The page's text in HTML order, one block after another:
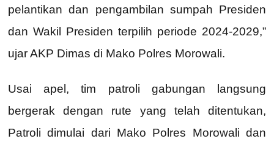
pelantikan dan pengambilan sumpah Presiden
dan Wakil Presiden terpilih periode 2024-2029,”
ujar AKP Dimas di Mako Polres Morowali.
Usai apel, tim patroli gabungan langsung
bergerak dengan rute yang telah ditentukan,
Patroli dimulai dari Mako Polres Morowali dan